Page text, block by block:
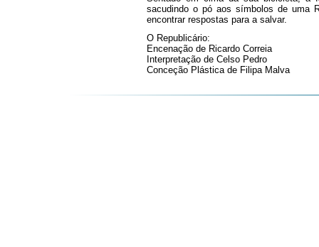
sacudindo o pó aos símbolos de uma
encontrar respostas para a salvar.
O Republicário:
Encenação de Ricardo Correia
Interpretação de Celso Pedro
Conceção Plástica de Filipa Malva